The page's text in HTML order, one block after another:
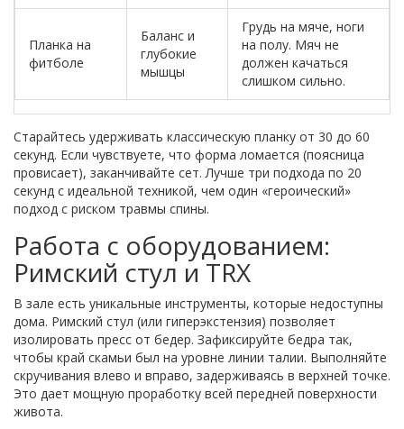
Планка на
фитболе
Баланс и
глубокие
мышцы
Грудь на мяче, ноги
на полу. Мяч не
должен качаться
слишком сильно.
Старайтесь удерживать классическую планку от 30 до 60
секунд. Если чувствуете, что форма ломается (поясница
провисает), заканчивайте сет. Лучше три подхода по 20
секунд с идеальной техникой, чем один «героический»
подход с риском травмы спины.
Работа с оборудованием:
Римский стул и TRX
В зале есть уникальные инструменты, которые недоступны
дома. Римский стул (или гиперэкстензия) позволяет
изолировать пресс от бедер. Зафиксируйте бедра так,
чтобы край скамьи был на уровне линии талии. Выполняйте
скручивания влево и вправо, задерживаясь в верхней точке.
Это дает мощную проработку всей передней поверхности
живота.